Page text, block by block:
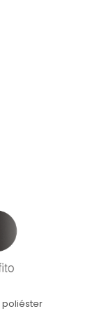
poliéster